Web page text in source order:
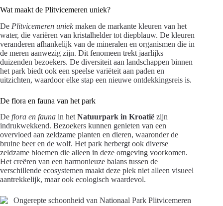
Wat maakt de Plitvicemeren uniek?
De Plitvicemeren uniekmaken de markante kleuren van het
water, die variëren van kristalhelder tot diepblauw. De kleuren
veranderen afhankelijk van de mineralen en organismen die in
de meren aanwezig zijn. Dit fenomeen trekt jaarlijks
duizenden bezoekers. De diversiteit aan landschappen binnen
het park biedt ook een speelse variëteit aan paden en
uitzichten, waardoor elke stap een nieuwe ontdekkingsreis is.
De flora en fauna van het park
De flora en fauna in het Natuurpark in Kroatië zijn
indrukwekkend. Bezoekers kunnen genieten van een
overvloed aan zeldzame planten en dieren, waaronder de
bruine beer en de wolf. Het park herbergt ook diverse
zeldzame bloemen die alleen in deze omgeving voorkomen.
Het creëren van een harmonieuze balans tussen de
verschillende ecosystemen maakt deze plek niet alleen visueel
aantrekkelijk, maar ook ecologisch waardevol.